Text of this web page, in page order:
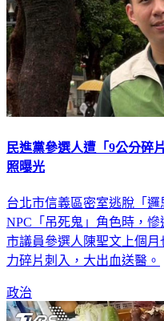
民進黨參選人遭「9公分
照曝光
台北市信義區密室逃脫「
NPC「吊死鬼」角色時，
市議員參選人陳聖文上個
力碎片刺入，大出血送醫。
政治